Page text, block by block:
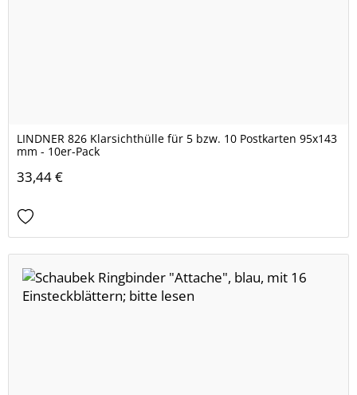
LINDNER 826 Klarsichthülle für 5 bzw. 10 Postkarten 95x143
mm - 10er-Pack
33,44 €